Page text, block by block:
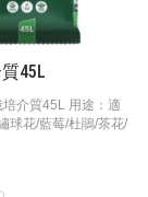
45L
介質45L 用途：適
球花/藍莓/杜鵑/茶花/